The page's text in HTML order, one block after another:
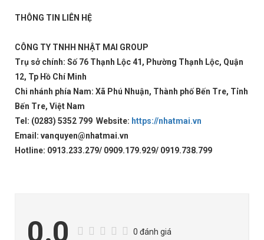
THÔNG TIN LIÊN HỆ
CÔNG TY TNHH NHẬT MAI GROUP
Trụ sở chính: Số 76 Thạnh Lộc 41, Phường Thạnh Lộc, Quận
12, Tp Hồ Chí Minh
Chi nhánh phía Nam: Xã Phú Nhuận, Thành phố Bến Tre, Tỉnh
Bến Tre, Việt Nam
Tel: (0283) 5352 799 Website: https://nhatmai.vn
Email: vanquyen@nhatmai.vn
Hotline: 0913.233.279/ 0909.179.929/ 0919.738.799
0.0 0 đánh giá